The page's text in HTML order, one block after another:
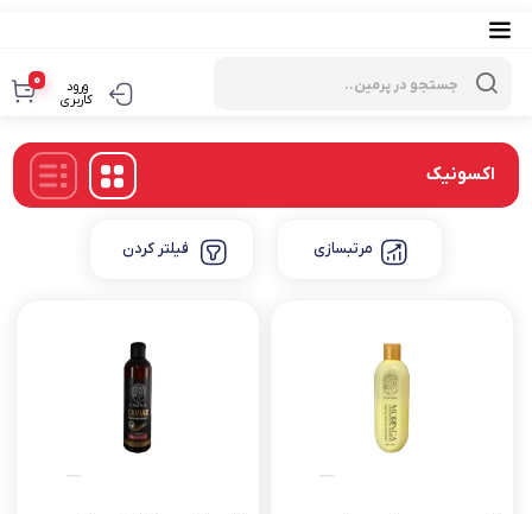
ورود
کاربری
0
اکسونیک
مرتبسازی فیلتر کردن